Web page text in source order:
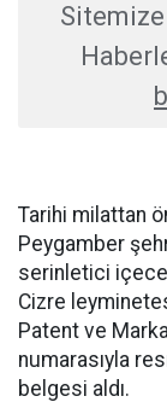
Tarihi milattan
Peygamber
serinletici
Cizre
Patent ve
numarasıyla
belgesi aldı.